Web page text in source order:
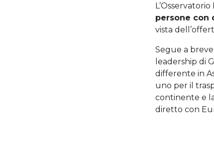
persone con
vista
Segue a breve
leadership di
differente in
uno per il
continente e
diretto con